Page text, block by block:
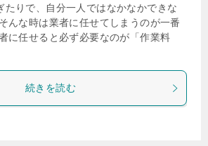
たりで、自分一人ではなかなかできな
んな時は業者に任せてしまうのが一番
に任せると必ず必要なのが「作業料
続きを読む